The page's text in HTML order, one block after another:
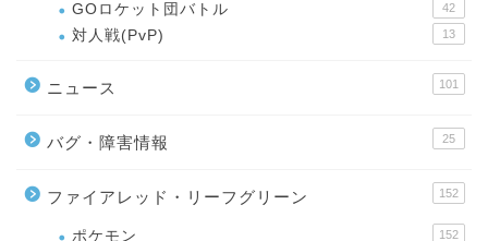
GOロケット団バトル 42
対人戦(PvP) 13
ニュース 101
バグ・障害情報 25
ファイアレッド・リーフグリーン 152
ポケモン 152